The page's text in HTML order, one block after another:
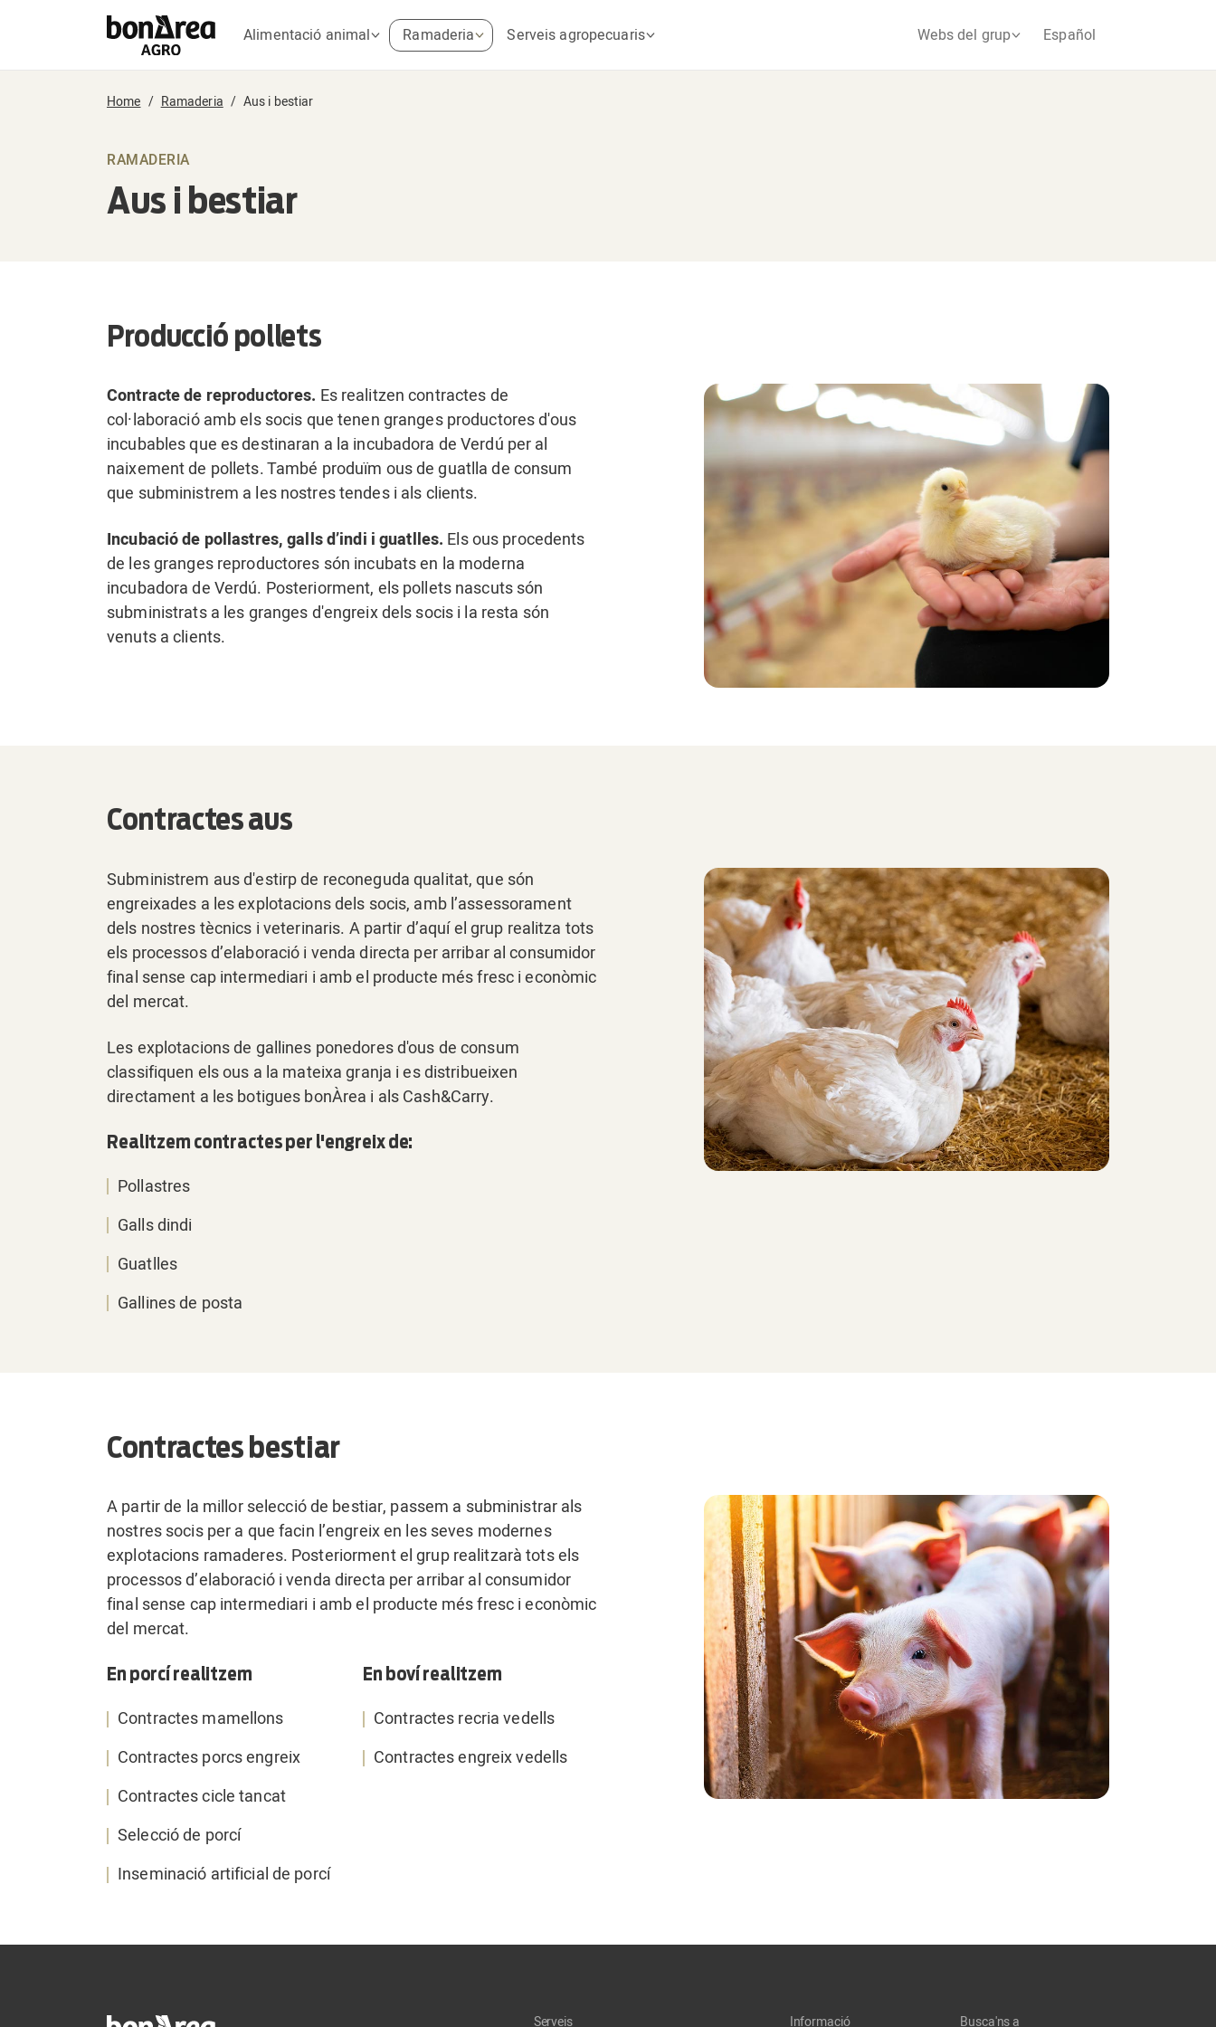
Alimentació animal Ramaderia Serveis agropecuaris Webs del grup Español
Home Ramaderia Aus i bestiar
RAMADERIA
Aus i bestiar
Producció pollets
Contracte de reproductores. Es realitzen contractes de
col·laboració amb els socis que tenen granges productores d'ous
incubables que es destinaran a la incubadora de Verdú per al
naixement de pollets. També produïm ous de guatlla de consum
que subministrem a les nostres tendes i als clients.
Incubació de pollastres, galls d’indi i guatlles. Els ous procedents
de les granges reproductores són incubats en la moderna
incubadora de Verdú. Posteriorment, els pollets nascuts són
subministrats a les granges d'engreix dels socis i la resta són
venuts a clients.
Contractes aus
Subministrem aus d'estirp de reconeguda qualitat, que són
engreixades a les explotacions dels socis, amb l’assessorament
dels nostres tècnics i veterinaris. A partir d’aquí el grup realitza tots
els processos d’elaboració i venda directa per arribar al consumidor
final sense cap intermediari i amb el producte més fresc i econòmic
del mercat.
Les explotacions de gallines ponedores d'ous de consum
classifiquen els ous a la mateixa granja i es distribueixen
directament a les botigues bonÀrea i als Cash&Carry.
Realitzem contractes per l'engreix de:
Pollastres
Galls dindi
Guatlles
Gallines de posta
Contractes bestiar
A partir de la millor selecció de bestiar, passem a subministrar als
nostres socis per a que facin l’engreix en les seves modernes
explotacions ramaderes. Posteriorment el grup realitzarà tots els
processos d’elaboració i venda directa per arribar al consumidor
final sense cap intermediari i amb el producte més fresc i econòmic
del mercat.
En porcí realitzem
Contractes mamellons
Contractes porcs engreix
Contractes cicle tancat
Selecció de porcí
Inseminació artificial de porcí
En boví realitzem
Contractes recria vedells
Contractes engreix vedells
Serveis Informació Busca'ns a